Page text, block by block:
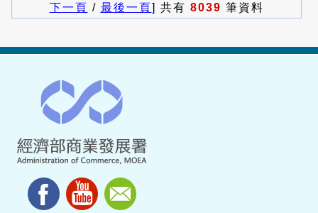
下一頁 / 最後一頁] 共有 8039 筆資料